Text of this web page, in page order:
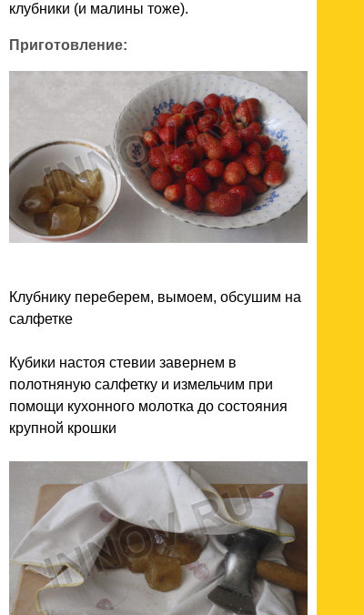
клубники (и малины тоже).
Приготовление:
Клубнику переберем, вымоем, обсушим на
салфетке
Кубики настоя стевии завернем в
полотняную салфетку и измельчим при
помощи кухонного молотка до состояния
крупной крошки